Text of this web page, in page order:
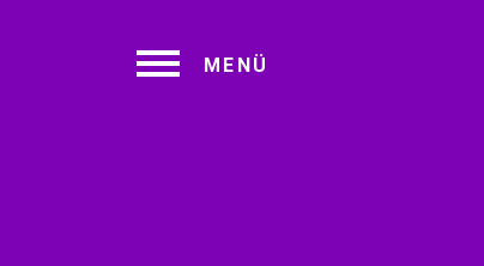
MENÜ